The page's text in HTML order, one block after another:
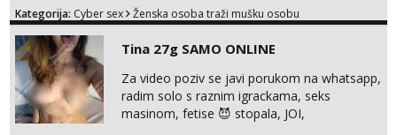
videopoziv ili se možemo dopisivati uz slanje
videa, gacice i carapice 🤑 🤬 NE RADIM
UŽIVO🤬 🤬 NE RADIM UŽIVO🤬 🤬 NE
RADIM UŽIVO🤬 🤬 NE RADIM UŽIVO🤬 🤬
NE RADIM UŽIVO🤬...
Kategorija: Cyber sex Ženska osoba traži mušku osobu
Tina 27g SAMO ONLINE
Za video poziv se javi porukom na whatsapp,
radim solo s raznim igrackama, seks
masinom, fetise 😈 stopala, JOI,